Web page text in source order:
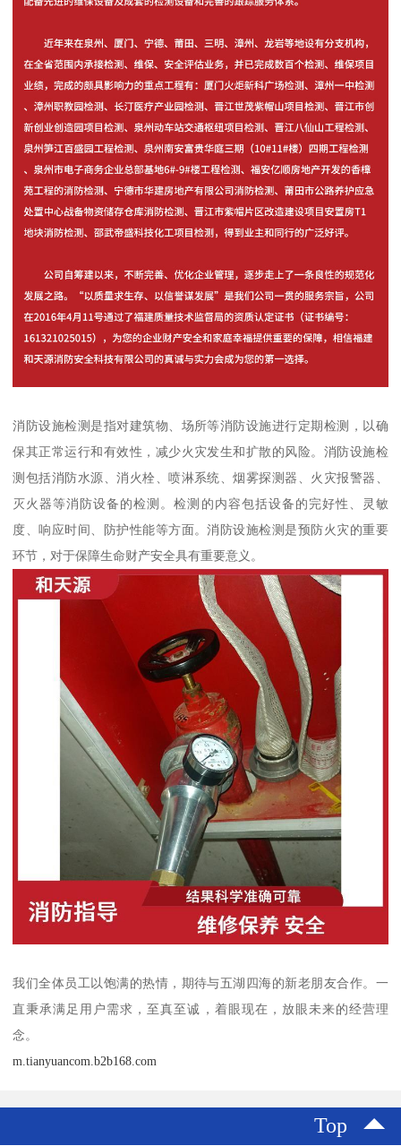
消防设施检测是指对建筑物、场所等消防设施进行定期检测，以确
保其正常运行和有效性，减少火灾发生和扩散的风险。消防设施检
测包括消防水源、消火栓、喷淋系统、烟雾探测器、火灾报警器、
灭火器等消防设备的检测。检测的内容包括设备的完好性、灵敏
度、响应时间、防护性能等方面。消防设施检测是预防火灾的重要
环节，对于保障生命财产安全具有重要意义。
我们全体员工以饱满的热情，期待与五湖四海的新老朋友合作。一
直秉承满足用户需求，至真至诚，着眼现在，放眼未来的经营理
念。
m.tianyuancom.b2b168.com
Top